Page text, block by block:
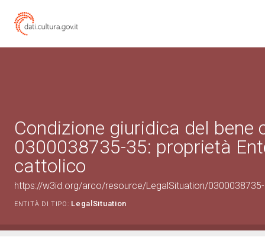
Condizione giuridica del bene
0300038735-35: proprietà
cattolico
https://w3id.org/arco/resource/LegalSituation/
ENTITÀ DI TIPO: LegalSituation